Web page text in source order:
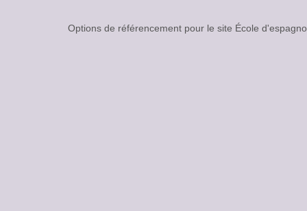
Options de référencement pour le site École